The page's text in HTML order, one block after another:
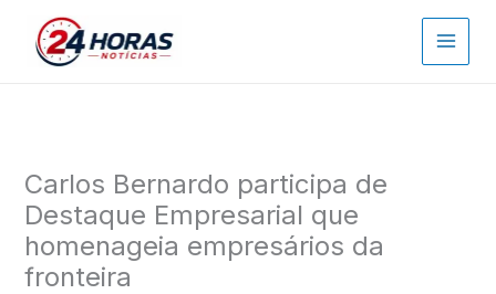
Carlos Bernardo participa de
Destaque Empresarial que
homenageia empresários da
fronteira